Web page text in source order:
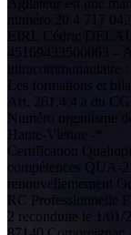
Agilateur est une
numéro 20 4 717 042
EIRL Cédric
45169433500063 –
intracommunautaire
Les formations et
Art. 261.4.4 a du
Numéro organisme
Haute-Vienne -*
Certification
compétences QUA-
renouvellemement
RC Professionnelle
2 reconduite le 1/01/